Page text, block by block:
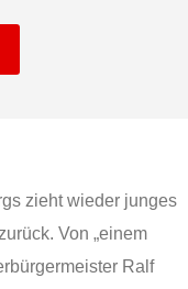
zieht wieder junges
Von „einem
Ralf